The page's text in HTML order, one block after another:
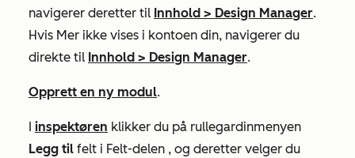
navigerer deretter til Innhold > Design Manager.
Hvis Mer ikke vises i kontoen din, navigerer du
direkte til Innhold > Design Manager.
Opprett en ny modul.
I inspektøren klikker du på rullegardinmenyen
Legg til felt i Felt-delen , og deretter velger du